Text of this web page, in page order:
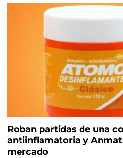
Roban partidas de una
antiinflamatoria y
mercado